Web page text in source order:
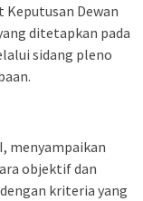
Dewan
ditetapkan pada
sidang pleno
menyampaikan
objektif dan
kriteria yang